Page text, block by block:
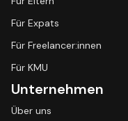
Für Expats
Für Freelancer:innen
Für KMU
Unternehmen
Über uns